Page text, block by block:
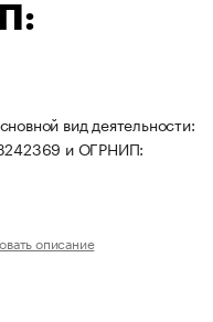
вид деятельности:
и ОГРНИП:
описание